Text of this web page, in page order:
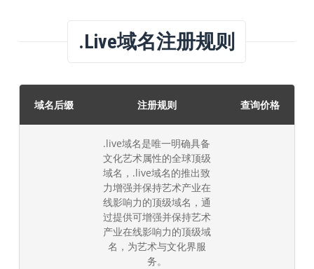
.live域名注册规则
域名后缀 注册规则 查询价格
.live域名是唯一明确具备
文化艺术属性的全球顶级
域名，.live域名的推出致
力增强并保持艺术产业在
线影响力的顶级域名，通
过提供可增强并保持艺术
产业在线影响力的顶级域
名，为艺术与文化界服
务。